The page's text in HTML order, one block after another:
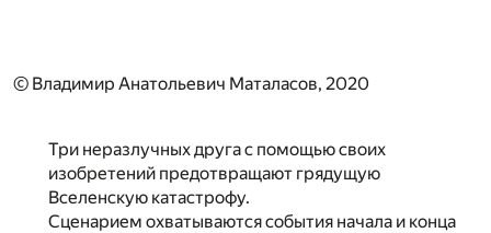
© Владимир Анатольевич Маталасов, 2020
Три неразлучных друга с помощью своих
изобретений предотвращают грядущую
Вселенскую катастрофу.
Сценарием охватываются события начала и конца